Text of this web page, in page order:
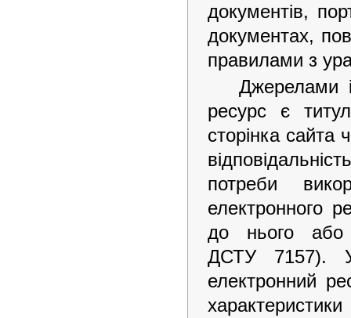
документів,
документах,
правилами з
Джерелами
ресурс є
сторінка сайта
потреби
електронного
до нього або
ДСТУ 7157). У
електронний